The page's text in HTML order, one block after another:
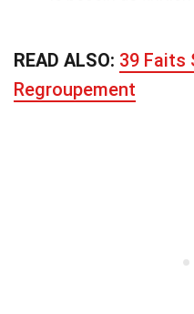
READ ALSO: 39 Faits
Regroupement